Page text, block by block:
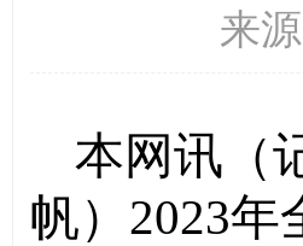
来
本网讯（
帆） 2023年